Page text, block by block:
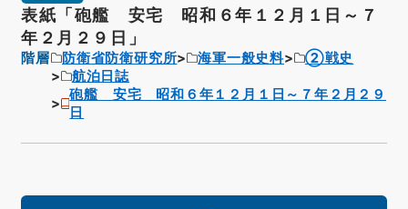
表紙「砲艦 安宅 昭和６年１２月１日～７
年２月２９日」
階層 防衛省防衛研究所 海軍一般史料
②戦史
航泊日誌
砲艦 安宅 昭和６年１２月１日～７年２月２９
日